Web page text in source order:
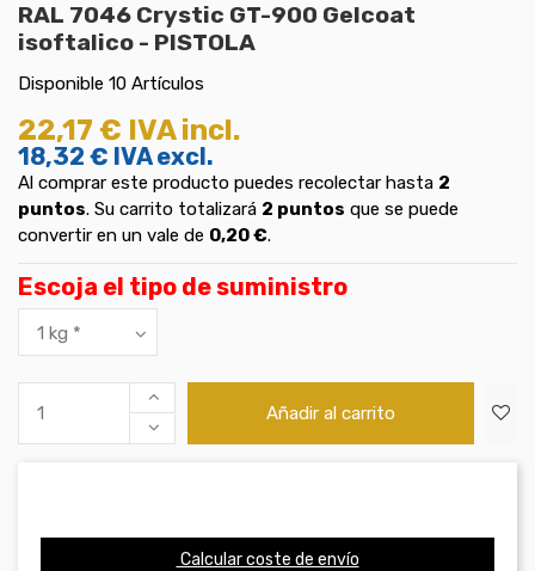
RAL 7046 Crystic GT-900 Gelcoat
isoftalico - PISTOLA
Disponible 10 Artículos
22,17 € IVA incl.
18,32 € IVA excl.
Al comprar este producto puedes recolectar hasta 2
puntos. Su carrito totalizará 2 puntos que se puede
convertir en un vale de 0,20 €.
Escoja el tipo de suministro
Añadir al carrito
Calcular coste de envío